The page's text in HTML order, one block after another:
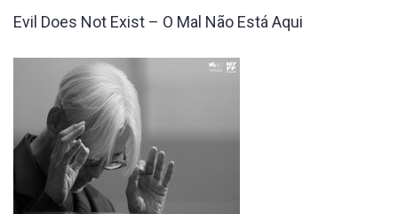
Evil Does Not Exist – O Mal Não Está Aqui